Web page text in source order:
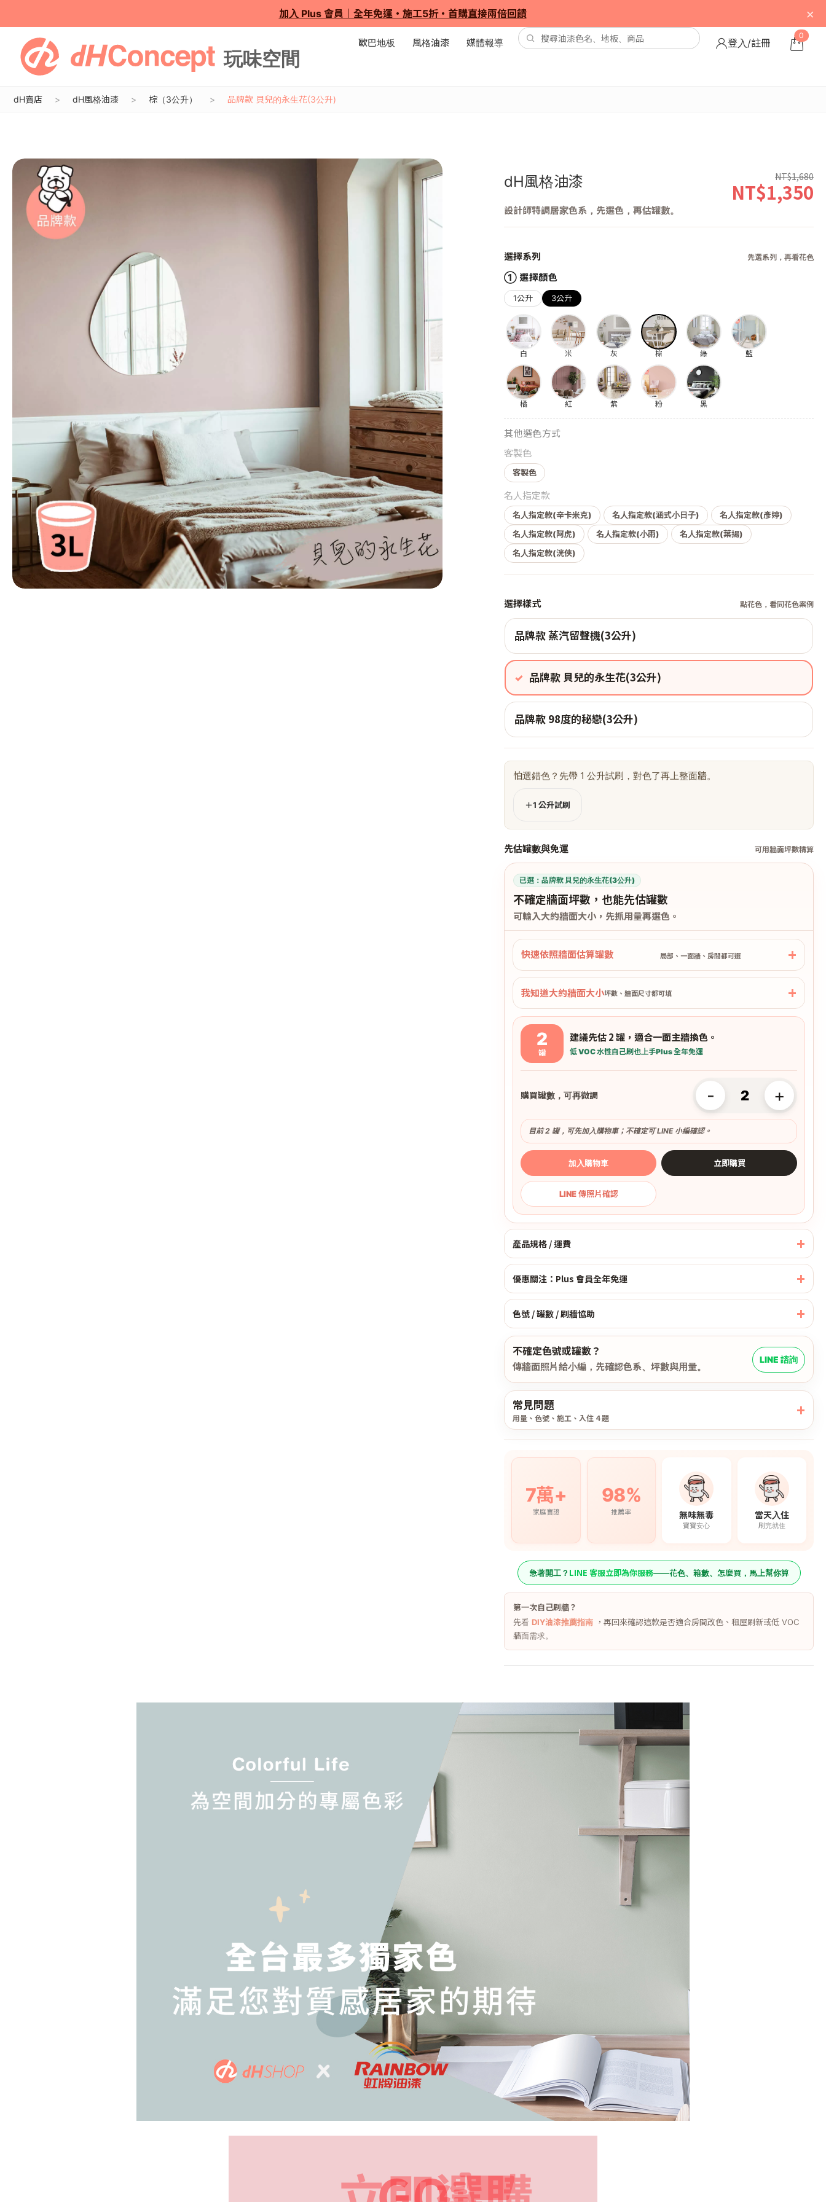
加入 Plus 會員｜全年免運・施工5折・首購直接兩倍回饋 ×
歐巴地板 風格油漆 媒體報導 登入/註冊
0
dH賣店 dH風格油漆 棕（3公升） 品牌款 貝兒的永生花(3公升)
dH風格油漆
設計師特調居家色系，先選色，再估罐數。
NT$1,680
NT$1,350
選擇系列 先選系列，再看花色
① 選擇顏色
1公升 3公升
白 米 灰 棕 綠 藍
橘 紅 紫 粉 黑
其他選色方式
客製色
客製色
名人指定款
名人指定款(辛卡米克) 名人指定款(涵式小日子)
名人指定款(彥婷)
名人指定款(阿虎)
名人指定款(小雨)
名人指定款(葉揚)
名人指定款(洸俠)
選擇樣式 點花色，看同花色案例
品牌款 蒸汽留聲機(3公升)
品牌款 貝兒的永生花(3公升)
品牌款 98度的秘戀(3公升)
怕選錯色？先帶 1 公升試刷，對色了再上整面牆。
＋1 公升試刷
先估罐數與免運 可用牆面坪數精算
已選：品牌款 貝兒的永生花(3公升)
不確定牆面坪數，也能先估罐數
可輸入大約牆面大小，先抓用量再選色。
快速依照牆面估算罐數 局部、一面牆、房間都可選
我知道大約牆面大小坪數、牆面尺寸都可填
2
罐
建議先估 2 罐，適合一面主牆換色。
低 VOC 水性自己刷也上手Plus 全年免運
購買罐數，可再微調 - +
目前 2 罐，可先加入購物車；不確定可 LINE 小編確認。
加入購物車 立即購買
LINE 傳照片確認
產品規格 / 運費
優惠關注：Plus 會員全年免運
色號 / 罐數 / 刷牆協助
不確定色號或罐數？
傳牆面照片給小編，先確認色系、坪數與用量。
LINE 諮詢
常見問題
用量、色號、施工、入住 4 題
7萬+
家庭實證
98%
推薦率 無味無毒
寶寶安心
當天入住
刷完就住
急著開工？ LINE 客服立即為你服務——花色、箱數、怎麼買，馬上幫你算
第一次自己刷牆？
先看DIY油漆推薦指南 ，再回來確認這款是否適合房間改色、租屋刷新或低 VOC
牆面需求。
1350